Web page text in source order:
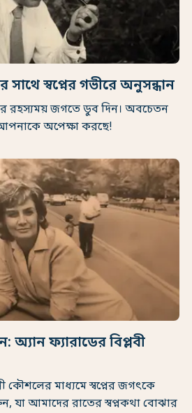
সাথে স্বপ্নের গভীরে অনুসন্ধান
রহস্যময় জগতে ডুব দিন। অবচেতন
অপেক্ষা করছে!
অ্যান ফ্যারাডের বিপ্লবী
কৌশলের মাধ্যমে স্বপ্নের জগৎকে
যা আমাদের রাতের স্বপ্নকথা বোঝার